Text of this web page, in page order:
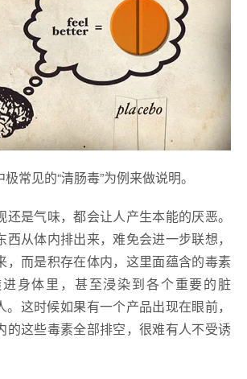
常见的“清肠毒”为例来做说明。
是气味，都会让人产生本能的厌恶。
从体内排出来，难免会进一步联想，
，而是积存在体内，这里面蕴含的毒素
身体里，甚至浸染到各个重要的脏
这时候如果有一个产品出现在眼前，
的这些毒素全部排空，很难有人不受诱